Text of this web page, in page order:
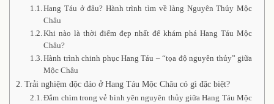
Hang Táu ở đâu? Hành trình tìm về làng Nguyên Thủy Mộc
Châu
Khi nào là thời điểm đẹp nhất để khám phá Hang Táu Mộc
Châu?
Hành trình chinh phục Hang Táu – “tọa độ nguyên thủy” giữa
Mộc Châu
Trải nghiệm độc đáo ở Hang Táu Mộc Châu có gì đặc biệt?
Đắm chìm trong vẻ bình yên nguyên thủy giữa Hang Táu Mộc